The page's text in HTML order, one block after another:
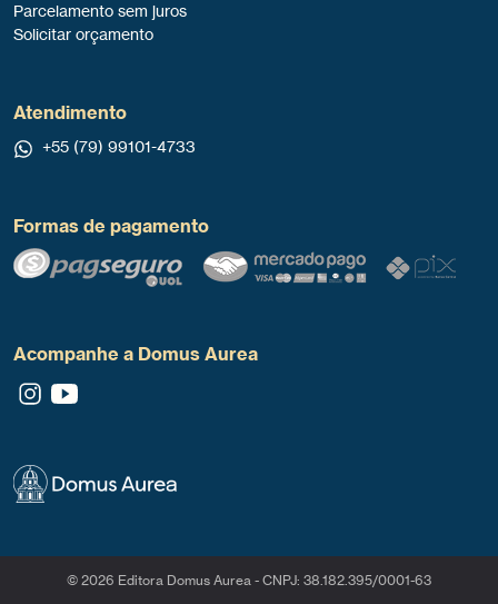
Parcelamento sem juros
Solicitar orçamento
Atendimento
+55 (79) 99101-4733
Formas de pagamento
Acompanhe a Domus Aurea
© 2026 Editora Domus Aurea - CNPJ: 38.182.395/0001-63